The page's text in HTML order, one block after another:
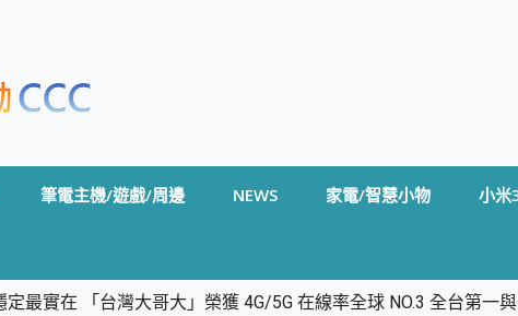
筆電主機/遊戲/周邊 NEWS 家電/智慧小物 小米
定最實在 「台灣大哥大」榮獲 4G/5G 在線率全球 NO.3 全台第一